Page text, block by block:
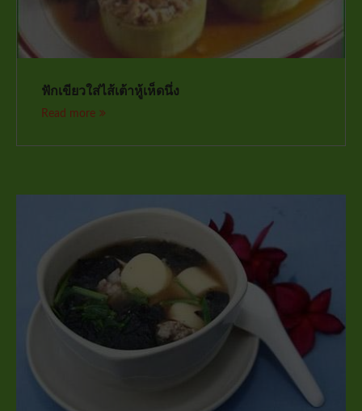
ฟักเขียวใส่ไส้เต้าหู้เห็ดนึ่ง
Read more